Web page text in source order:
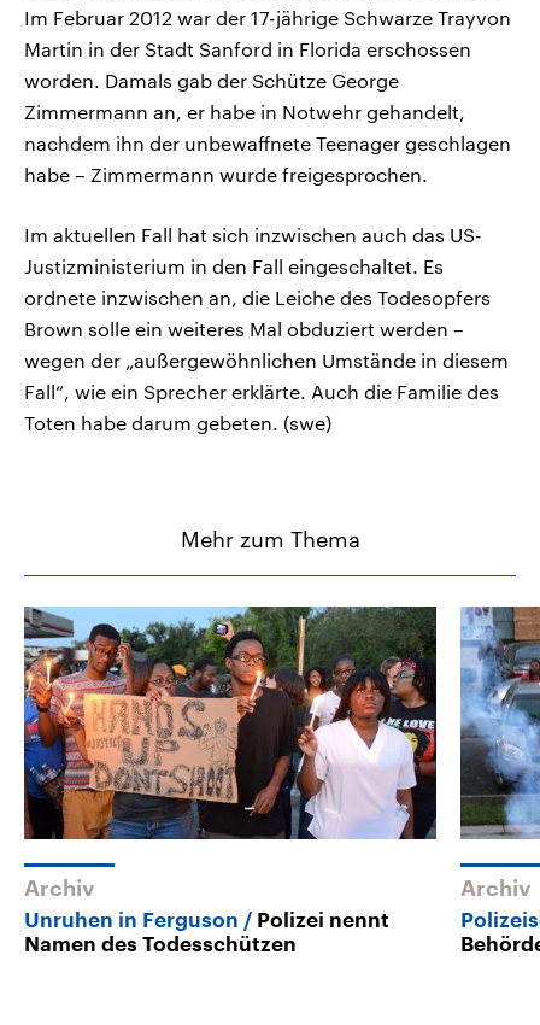
Im Februar 2012 war der 17-jährige Schwarze Trayvon
Martin in der Stadt Sanford in Florida erschossen
worden. Damals gab der Schütze George
Zimmermann an, er habe in Notwehr gehandelt,
nachdem ihn der unbewaffnete Teenager geschlagen
habe – Zimmermann wurde freigesprochen.
Im aktuellen Fall hat sich inzwischen auch das US-
Justizministerium in den Fall eingeschaltet. Es
ordnete inzwischen an, die Leiche des Todesopfers
Brown solle ein weiteres Mal obduziert werden –
wegen der „außergewöhnlichen Umstände in diesem
Fall“, wie ein Sprecher erklärte. Auch die Familie des
Toten habe darum gebeten. (swe)
Mehr zum Thema
Archiv
Unruhen in Ferguson
Polizei nennt
Namen des Todesschützen
Archiv